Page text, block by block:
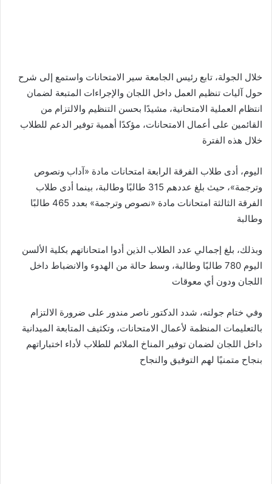
خلال الجولة، تابع رئيس الجامعة سير الامتحانات واستمع إلى شرح
حول آليات تنظيم العمل داخل اللجان والإجراءات المتبعة لضمان
انتظام العملية الامتحانية، مشيدًا بحسن التنظيم والالتزام من
القائمين على أعمال الامتحانات، مؤكدًا أهمية توفير الدعم للطلاب
خلال هذه الفترة
اليوم، أدى طلاب الفرقة الرابعة امتحانات مادة «آداب ونصوص
وترجمة»، حيث بلغ عددهم 315 طالبًا وطالبة، بينما أدى طلاب
الفرقة الثالثة امتحانات مادة «نصوص وترجمة» بعدد 465 طالبًا
وطالبة
وبذلك، بلغ إجمالي عدد الطلاب الذين أدوا امتحاناتهم بكلية الألسن
اليوم 780 طالبًا وطالبة، وسط حالة من الهدوء والانضباط داخل
اللجان ودون أي معوقات
وفي ختام جولته، شدد الدكتور ناصر مندور على ضرورة الالتزام
بالتعليمات المنظمة لأعمال الامتحانات، وتكثيف المتابعة الميدانية
داخل اللجان لضمان توفير المناخ الملائم للطلاب لأداء اختباراتهم
بنجاح متمنيًا لهم التوفيق والنجاح